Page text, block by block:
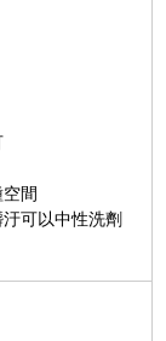
間
可以中性洗劑